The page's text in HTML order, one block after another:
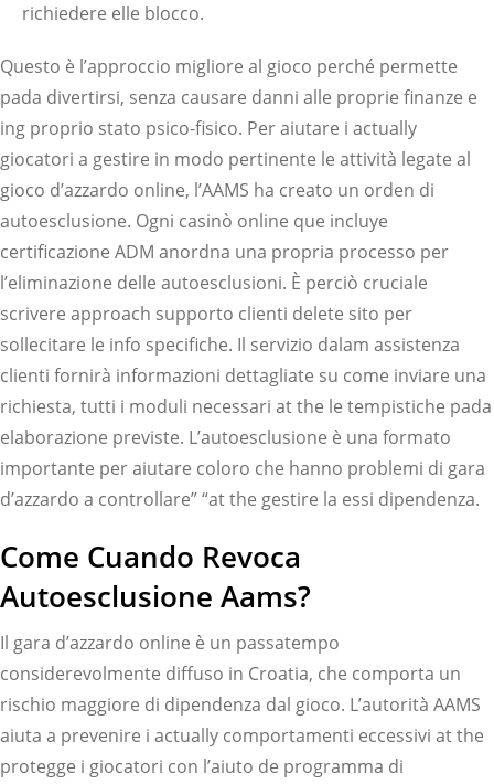
richiedere elle blocco.
Questo è l’approccio migliore al gioco perché permette
pada divertirsi, senza causare danni alle proprie finanze e
ing proprio stato psico-fisico. Per aiutare i actually
giocatori a gestire in modo pertinente le attività legate al
gioco d’azzardo online, l’AAMS ha creato un orden di
autoesclusione. Ogni casinò online que incluye
certificazione ADM anordna una propria processo per
l’eliminazione delle autoesclusioni. È perciò cruciale
scrivere approach supporto clienti delete sito per
sollecitare le info specifiche. Il servizio dalam assistenza
clienti fornirà informazioni dettagliate su come inviare una
richiesta, tutti i moduli necessari at the le tempistiche pada
elaborazione previste. L’autoesclusione è una formato
importante per aiutare coloro che hanno problemi di gara
d’azzardo a controllare” “at the gestire la essi dipendenza.
Come Cuando Revoca
Autoesclusione Aams?
Il gara d’azzardo online è un passatempo
considerevolmente diffuso in Croatia, che comporta un
rischio maggiore di dipendenza dal gioco. L’autorità AAMS
aiuta a prevenire i actually comportamenti eccessivi at the
protegge i giocatori con l’aiuto de programma di